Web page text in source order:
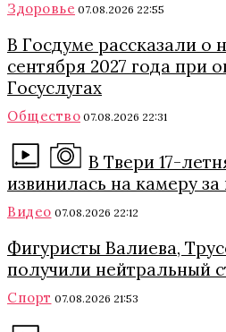
Здоровье 07.08.2026 22:55
В Госдуме рассказали о
сентября 2027 года при
Госуслугах
Общество 07.08.2026 22:31
В Твери 17-
извинилась на камеру
Видео 07.08.2026 22:12
Фигуристы Валиева,
получили нейтральный
Спорт 07.08.2026 21:53